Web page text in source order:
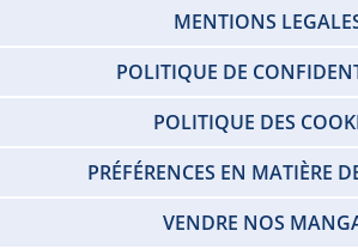
MENTIONS
POLITIQUE DE
POLITIQUE DES
PRÉFÉRENCES EN MATIÈRE
VENDRE NOS